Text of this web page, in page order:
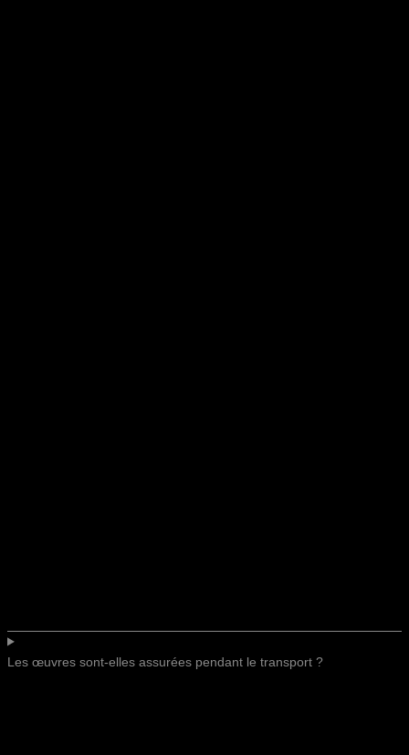
Les œuvres sont-elles assurées pendant le transport ?